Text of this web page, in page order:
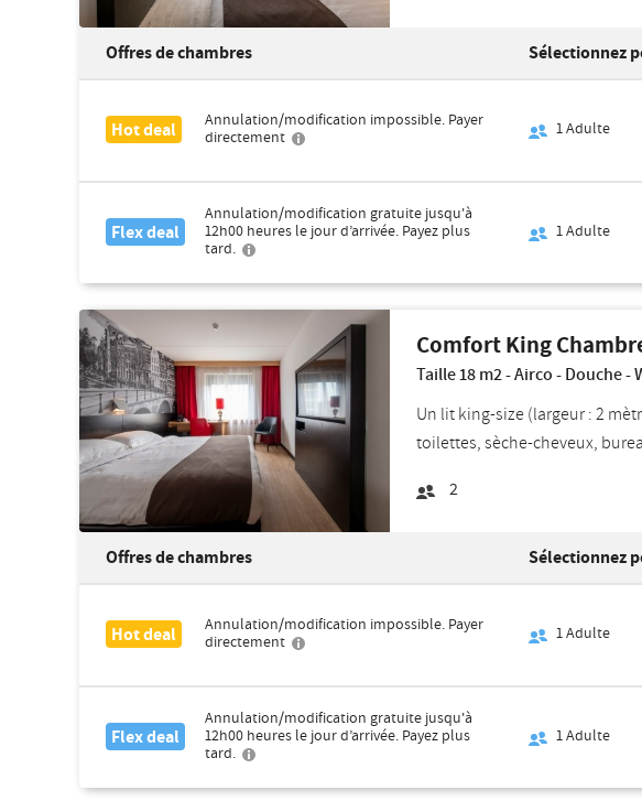
Offres de chambres Sélectionnez
Hot deal
Annulation/modification impossible. Payer
directement
1Adulte
Flex deal
Annulation/modification gratuite jusqu'à
12h00 heures le jour d’arrivée. Payez plus
tard.
1Adulte
Comfort King
Taille 18 m2 - Airco - Douche
Un lit king-size (largeur : 2
toilettes, sèche-cheveux,
2
Offres de chambres Sélectionnez
Hot deal
Annulation/modification impossible. Payer
directement
1Adulte
Flex deal
Annulation/modification gratuite jusqu'à
12h00 heures le jour d’arrivée. Payez plus
tard.
1Adulte